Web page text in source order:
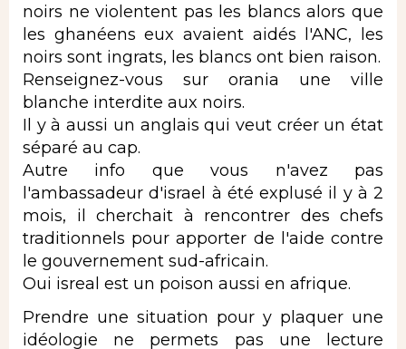
noirs ne violentent pas les blancs alors que
les ghanéens eux avaient aidés l'ANC, les
noirs sont ingrats, les blancs ont bien raison.
Renseignez-vous sur orania une ville
blanche interdite aux noirs.
Il y à aussi un anglais qui veut créer un état
séparé au cap.
Autre info que vous n'avez pas
l'ambassadeur d'israel à été explusé il y à 2
mois, il cherchait à rencontrer des chefs
traditionnels pour apporter de l'aide contre
le gouvernement sud-africain.
Oui isreal est un poison aussi en afrique.
Prendre une situation pour y plaquer une
idéologie ne permets pas une lecture